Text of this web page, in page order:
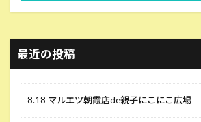
最近の投稿
8.18 マルエツ朝霞店de親子にこにこ広場